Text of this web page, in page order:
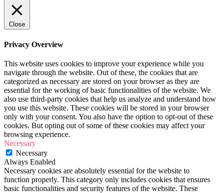
Close
Privacy Overview
This website uses cookies to improve your experience while you
navigate through the website. Out of these, the cookies that are
categorized as necessary are stored on your browser as they are
essential for the working of basic functionalities of the website. We
also use third-party cookies that help us analyze and understand how
you use this website. These cookies will be stored in your browser
only with your consent. You also have the option to opt-out of these
cookies. But opting out of some of these cookies may affect your
browsing experience.
Necessary
Necessary
Always Enabled
Necessary cookies are absolutely essential for the website to
function properly. This category only includes cookies that ensures
basic functionalities and security features of the website. These